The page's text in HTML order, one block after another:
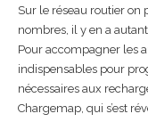
Sur le réseau routier on
nombres, il y en a
Pour accompagner les
indispensables pour
nécessaires aux
Chargemap, qui s’est